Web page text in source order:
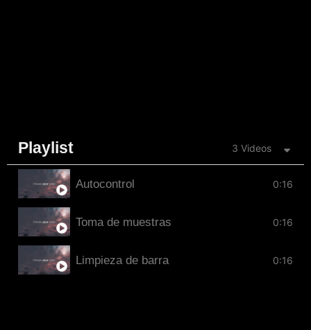
Playlist 3 Videos
Autocontrol 0:16
Toma de muestras 0:16
Limpieza de barra 0:16